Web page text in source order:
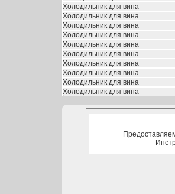
Холодильник для вина
Холодильник для вина
Холодильник для вина
Холодильник для вина
Холодильник для вина
Холодильник для вина
Холодильник для вина
Холодильник для вина
Холодильник для вина
Холодильник для вина